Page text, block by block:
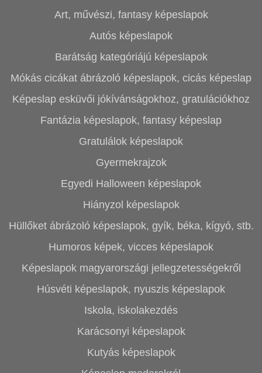
Art, művészi, fantasy képeslapok
Autós képeslapok
Barátság kategóriájú képeslapok
Mókás cicákat ábrázoló képeslapok, cicás képeslap
Képeslap esküvői jókívánságokhoz, gratulációkhoz
Fantázia képeslapok, fantasy képeslap
Gratulálok képeslapok
Gyermekrajzok
Egyedi Halloween képeslapok
Hiányzol képeslapok
Hüllőket ábrázoló képeslapok, gyík, béka, kígyó, stb.
Humoros képek, vicces képeslapok
Képeslapok magyarországi jellegzetességekről
Húsvéti képeslapok, nyuszis képeslapok
Iskola, iskolakezdés
Karácsonyi képeslapok
Kutyás képeslapok